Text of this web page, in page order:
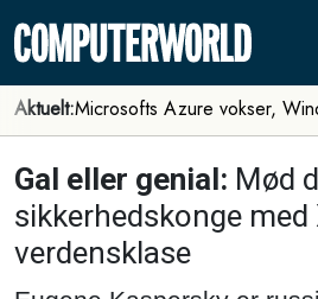
Aktuelt:Microsofts Azure vokser,
Gal eller genial: Mød
sikkerhedskonge med
verdensklase